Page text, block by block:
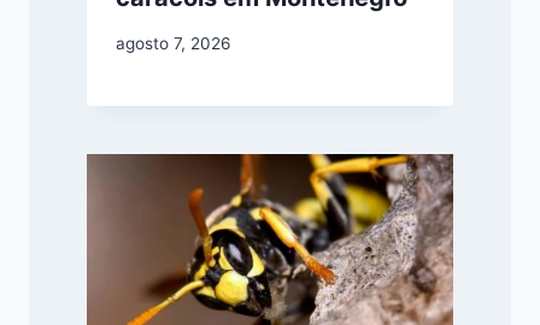
agosto 7, 2026